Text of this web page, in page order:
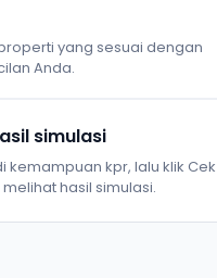
yang sesuai dengan
Anda.
simulasi
kemampuan kpr, lalu klik Cek
hasil simulasi.